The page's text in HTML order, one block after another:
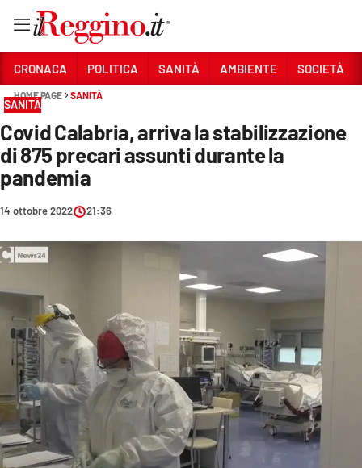
Sezioni
CRONACA
POLITICA
SANITÀ
AMBIENTE
CULTURA
ECONOMIA E LAVORO
EVENTI
SPORT
Streaming
CRONACA POLITICA SANITÀ AMBIENTE SOCIETÀ
HOME PAGE SANITÀ
SANITÀ
Covid Calabria, arriva la stabilizzazione
di 875 precari assunti durante la
pandemia
14 ottobre 2022 21:36